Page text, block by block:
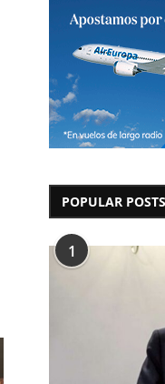
POPULAR POSTS
1